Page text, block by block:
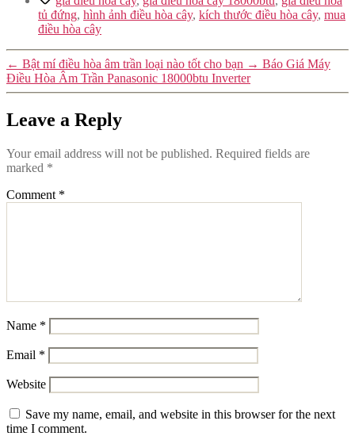
tủ đứng, hình ảnh điều hòa cây, kích thước điều hòa cây, mua
điều hòa cây
← Bật mí điều hòa âm trần loại nào tốt cho bạn → Báo Giá Máy
Điều Hòa Âm Trần Panasonic 18000btu Inverter
Leave a Reply
Your email address will not be published. Required fields are
marked *
Comment *
Name *
Email *
Website
Save my name, email, and website in this browser for the next
time I comment.